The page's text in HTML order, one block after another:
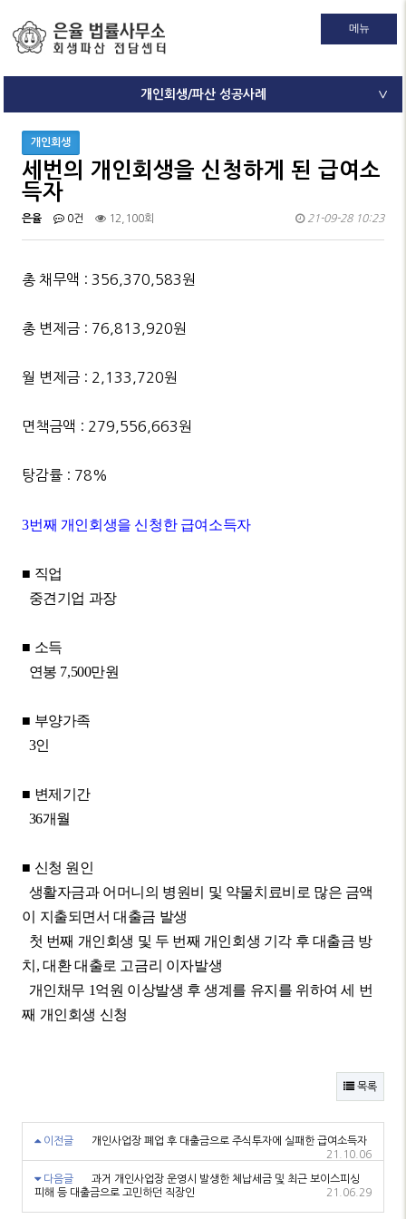
메뉴
개인회생/파산 성공사례 ∨
개인회생
세번의 개인회생을 신청하게 된 급여소
득자
은율 0건 12,100회 21-09-28 10:23
총 채무액 : 356,370,583원
총 변제금 : 76,813,920원
월 변제금 : 2,133,720원
면책금액 : 279,556,663원
탕감률 : 78%
3번째 개인회생을 신청한 급여소득자
■ 직업
중견기업 과장
■ 소득
연봉 7,500만원
■ 부양가족
3인
■ 변제기간
36개월
■ 신청 원인
생활자금과 어머니의 병원비 및 약물치료비로 많은 금액
이 지출되면서대출금 발생
첫 번째 개인회생 및 두 번째 개인회생 기각 후 대출금 방
치 ,대환 대출로 고금리 이자발생
개인채무 1억원 이상발생 후 생계를 유지를 위하여 세 번
째 개인회생 신청
목록
이전글
개인사업장 폐업 후 대출금으로 주식투자에 실패한 급여소득자
21.10.06
다음글
과거 개인사업장 운영시 발생한 체납세금 및 최근 보이스피싱
피해 등 대출금으로 고민하던 직장인
21.06.29